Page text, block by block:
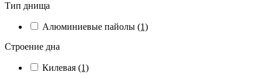
Тип днища
Алюминиевые пайолы (1)
Строение дна
Килевая (1)